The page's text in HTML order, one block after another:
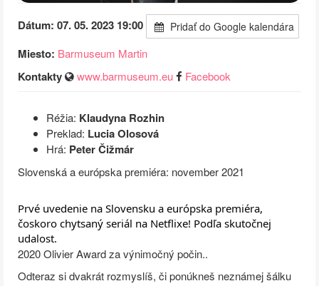
Dátum: 07. 05. 2023 19:00 Pridať do Google kalendára
Miesto: Barmuseum Martin
Kontakty www.barmuseum.eu Facebook
Réžia: Klaudyna Rozhin
Preklad: Lucia Olosová
Hrá: Peter Čižmár
Slovenská a európska premiéra: november 2021
Prvé uvedenie na Slovensku a európska premiéra,
čoskoro chytsaný seriál na Netflixe! Podľa skutočnej
udalost.
2020 Olivier Award za výnimočný počin..
Odteraz si dvakrát rozmyslíš, či ponúkneš neznámej šálku